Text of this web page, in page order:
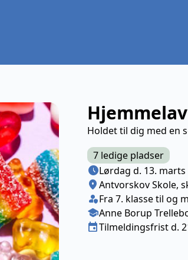
Holdet til dig med en
7 ledige pladser
Næste lektion
scheduleLørdag d. 13. marts
Sted/Adresse
location_onAntvorskov Skole,
Klasse/
person_shieldFra 7. klasse til og
Medarbejder
schoolAnne Borup
Tilmeldingsfrist
eventTilmeldingsfrist d.